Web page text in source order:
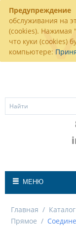
Предупреждение
обслуживания на
(cookies). Нажимая
что куки (cookies)
компьютере:
МЕНЮ
Главная /
Прямое /